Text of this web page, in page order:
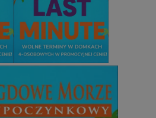
Niesklasyfikowane
Wydajność Targetowanie